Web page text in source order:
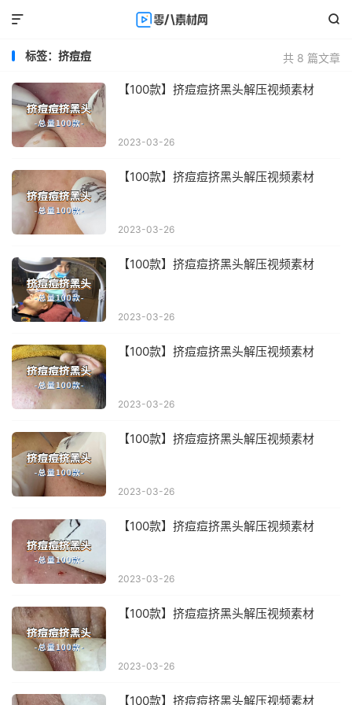


共 8 篇文章
标签：挤痘痘
【100款】挤痘痘挤黑头解压视频素材
2023-03-26
【100款】挤痘痘挤黑头解压视频素材
2023-03-26
【100款】挤痘痘挤黑头解压视频素材
2023-03-26
【100款】挤痘痘挤黑头解压视频素材
2023-03-26
【100款】挤痘痘挤黑头解压视频素材
2023-03-26
【100款】挤痘痘挤黑头解压视频素材
2023-03-26
【100款】挤痘痘挤黑头解压视频素材
2023-03-26
【100款】挤痘痘挤黑头解压视频素材